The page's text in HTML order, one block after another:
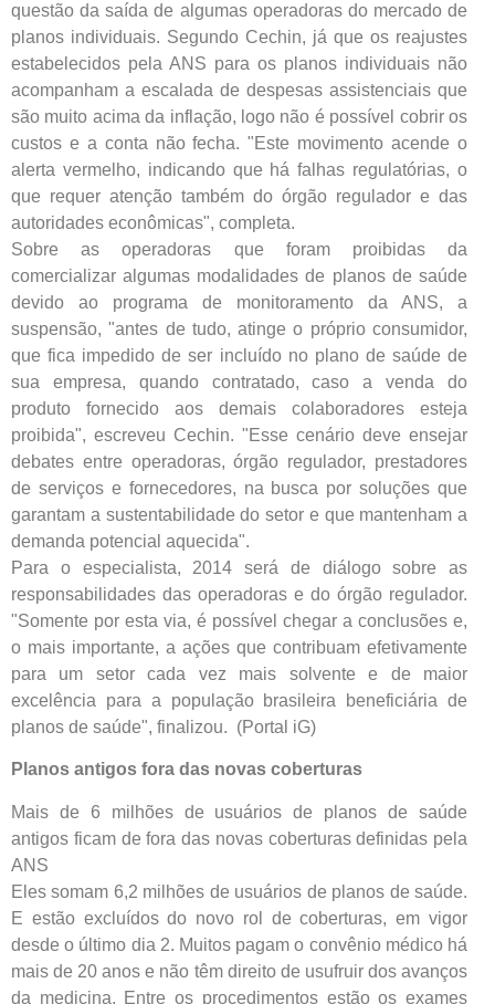
questão da saída de algumas operadoras do mercado de
planos individuais. Segundo Cechin, já que os reajustes
estabelecidos pela ANS para os planos individuais não
acompanham a escalada de despesas assistenciais que
são muito acima da inflação, logo não é possível cobrir os
custos e a conta não fecha. "Este movimento acende o
alerta vermelho, indicando que há falhas regulatórias, o
que requer atenção também do órgão regulador e das
autoridades econômicas", completa.
Sobre as operadoras que foram proibidas da
comercializar algumas modalidades de planos de saúde
devido ao programa de monitoramento da ANS, a
suspensão, "antes de tudo, atinge o próprio consumidor,
que fica impedido de ser incluído no plano de saúde de
sua empresa, quando contratado, caso a venda do
produto fornecido aos demais colaboradores esteja
proibida", escreveu Cechin. "Esse cenário deve ensejar
debates entre operadoras, órgão regulador, prestadores
de serviços e fornecedores, na busca por soluções que
garantam a sustentabilidade do setor e que mantenham a
demanda potencial aquecida".
Para o especialista, 2014 será de diálogo sobre as
responsabilidades das operadoras e do órgão regulador.
"Somente por esta via, é possível chegar a conclusões e,
o mais importante, a ações que contribuam efetivamente
para um setor cada vez mais solvente e de maior
excelência para a população brasileira beneficiária de
planos de saúde", finalizou. (Portal iG)
Planos antigos fora das novas coberturas
Mais de 6 milhões de usuários de planos de saúde
antigos ficam de fora das novas coberturas definidas pela
ANS
Eles somam 6,2 milhões de usuários de planos de saúde.
E estão excluídos do novo rol de coberturas, em vigor
desde o último dia 2. Muitos pagam o convênio médico há
mais de 20 anos e não têm direito de usufruir dos avanços
da medicina. Entre os procedimentos estão os exames